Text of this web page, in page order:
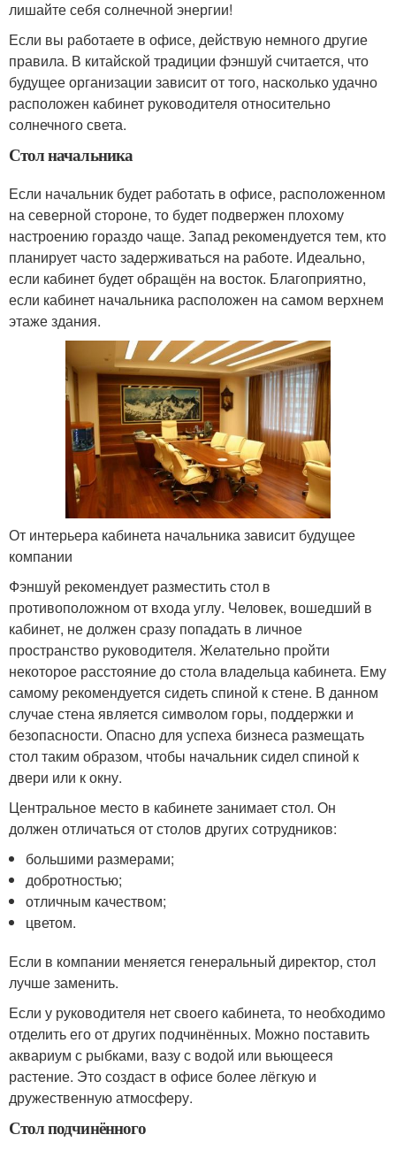
лишайте себя солнечной энергии!
Если вы работаете в офисе, действую немного другие
правила. В китайской традиции фэншуй считается, что
будущее организации зависит от того, насколько удачно
расположен кабинет руководителя относительно
солнечного света.
Стол начальника
Если начальник будет работать в офисе, расположенном
на северной стороне, то будет подвержен плохому
настроению гораздо чаще. Запад рекомендуется тем, кто
планирует часто задерживаться на работе. Идеально,
если кабинет будет обращён на восток. Благоприятно,
если кабинет начальника расположен на самом верхнем
этаже здания.
От интерьера кабинета начальника зависит будущее
компании
Фэншуй рекомендует разместить стол в
противоположном от входа углу. Человек, вошедший в
кабинет, не должен сразу попадать в личное
пространство руководителя. Желательно пройти
некоторое расстояние до стола владельца кабинета. Ему
самому рекомендуется сидеть спиной к стене. В данном
случае стена является символом горы, поддержки и
безопасности. Опасно для успеха бизнеса размещать
стол таким образом, чтобы начальник сидел спиной к
двери или к окну.
Центральное место в кабинете занимает стол. Он
должен отличаться от столов других сотрудников:
большими размерами;
добротностью;
отличным качеством;
цветом.
Если в компании меняется генеральный директор, стол
лучше заменить.
Если у руководителя нет своего кабинета, то необходимо
отделить его от других подчинённых. Можно поставить
аквариум с рыбками, вазу с водой или вьющееся
растение. Это создаст в офисе более лёгкую и
дружественную атмосферу.
Стол подчинённого